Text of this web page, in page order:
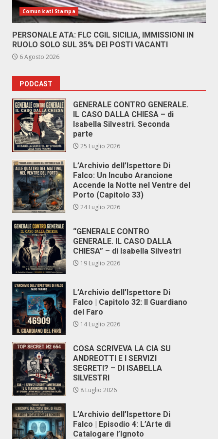
Comunicati Stampa
PERSONALE ATA: FLC CGIL SICILIA, IMMISSIONI IN
RUOLO SOLO SUL 35% DEI POSTI VACANTI
6 Agosto 2026
PODCAST
GENERALE CONTRO GENERALE.
IL CASO DALLA CHIESA – di
Isabella Silvestri. Seconda
parte
25 Luglio 2026
L’Archivio dell’Ispettore Di
Falco: Un Incubo Arancione
Accende la Notte nel Ventre del
Porto (Capitolo 33)
24 Luglio 2026
“GENERALE CONTRO
GENERALE. IL CASO DALLA
CHIESA” – di Isabella Silvestri
19 Luglio 2026
L’Archivio dell’Ispettore Di
Falco | Capitolo 32: Il Guardiano
del Faro
14 Luglio 2026
COSA SCRIVEVA LA CIA SU
ANDREOTTI E I SERVIZI
SEGRETI? – DI ISABELLA
SILVESTRI
8 Luglio 2026
L’Archivio dell’Ispettore Di
Falco | Episodio 4: L’Arte di
Catalogare l’Ignoto